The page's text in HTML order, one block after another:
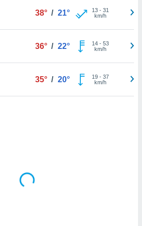
38° / 21° 13- 31
km/h
36° / 22° 14- 53
km/h
35° / 20° 19- 37
km/h